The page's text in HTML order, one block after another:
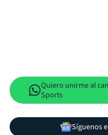
Quiero unirme al
Sports
Síguenos